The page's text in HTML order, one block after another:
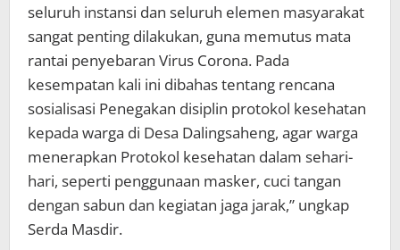
seluruh instansi dan seluruh elemen masyarakat
sangat penting dilakukan, guna memutus mata
rantai penyebaran Virus Corona. Pada
kesempatan kali ini dibahas tentang rencana
sosialisasi Penegakan disiplin protokol kesehatan
kepada warga di Desa Dalingsaheng, agar warga
menerapkan Protokol kesehatan dalam sehari-
hari, seperti penggunaan masker, cuci tangan
dengan sabun dan kegiatan jaga jarak,” ungkap
Serda Masdir.